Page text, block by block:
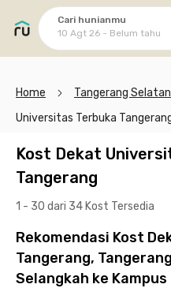
Cari hunianmu
10 Agt 26 - Belum tahu
Home Tangerang Selatan
Universitas Terbuka
Kost Dekat
Tangerang
1 - 30 dari 34 Kost Tersedia
Rekomendasi Kost
Tangerang,
Selangkah ke Kampus